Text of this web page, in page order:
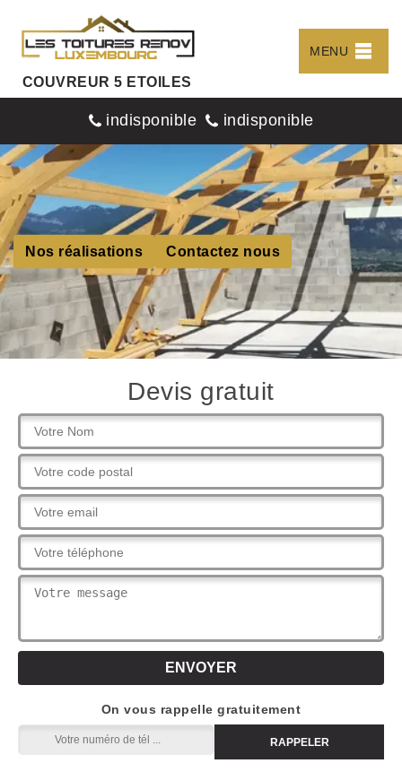
COUVREUR 5 ETOILES
MENU
indisponible indisponible
Nos réalisations Contactez nous
Devis gratuit
On vous rappelle gratuitement